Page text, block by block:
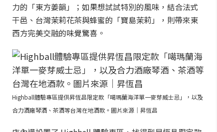
力的「東方姜韻」；如果想試試特別的風味，結合法式
干邑、台灣茉莉花茶與蜂蜜的「寶島茉莉」，則帶來東
西方完美交融的味覺驚喜。
Highball體驗專區提供昇恆昌限定款「噶瑪蘭海洋單一麥芽威士忌」，以及
合力酒廠琴酒、茶酒等台灣在地酒款。圖片來源｜昇恆昌